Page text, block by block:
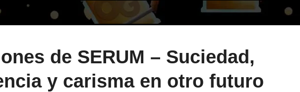
de SERUM – Suciedad,
y carisma en otro futuro